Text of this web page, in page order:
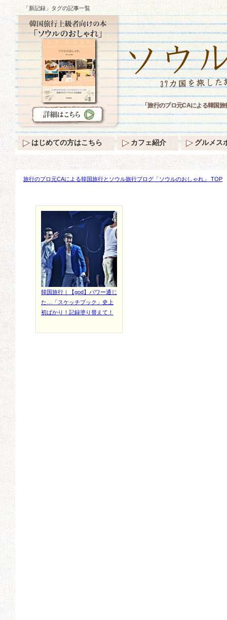
「新記録」タグの記事一覧
旅行のプロ元CAによる韓国旅行とソウル旅行ブログ「ソウルのおしゃれ」 TOP
韓国旅行｜【god】パワー通じ
た…「スケッチブック」史上
初ばかり！記録塗り替えて！
「旅行のプロ元CAによる韓国
はじめての方はこちら カフェ紹介 グルメス